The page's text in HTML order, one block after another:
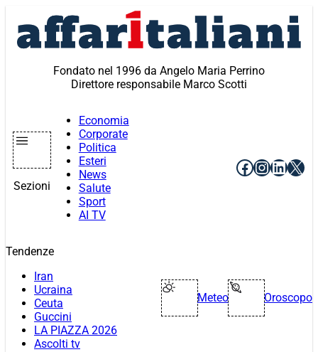
contenuto
Fondato nel 1996 da Angelo Maria Perrino
Direttore responsabile Marco Scotti
Sezioni
Economia
Corporate
Politica
Esteri
News
Salute
Sport
AI TV
Facebook
X
Tendenze
Iran
Ucraina
Ceuta
Guccini
LA PIAZZA 2026
Ascolti tv
Meteo Oroscopo